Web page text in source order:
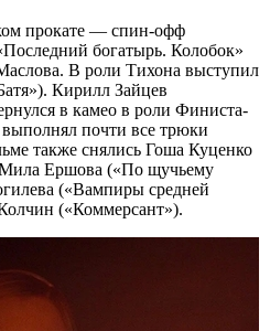
прокате — спин-офф
богатырь. Колобок»
В роли Тихона выступил
Кирилл Зайцев
в камео в роли Финиста-
почти все трюки
также снялись Гоша Куценко
Ершова («По щучьему
(«Вампиры средней
(«Коммерсант»).